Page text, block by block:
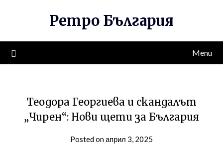
Ретро България
Menu
Теодора Георгиева и скандалът
„Чирен“: Нови щети за България
Posted on април 3, 2025